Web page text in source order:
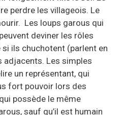
perdre les villageois. Le
Les loups garous qui
deviner les rôles
ils chuchotent (parlent en
adjacents. Les simples
un représentant, qui
fort pouvoir lors des
possède le même
sauf qu’il est humain